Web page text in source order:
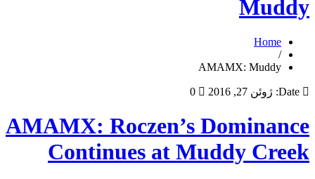
Muddy
Home
/
AMAMX: Muddy
Date: ژوئن 27, 2016 0
AMAMX: Roczen’s Dominance
Continues at Muddy Creek